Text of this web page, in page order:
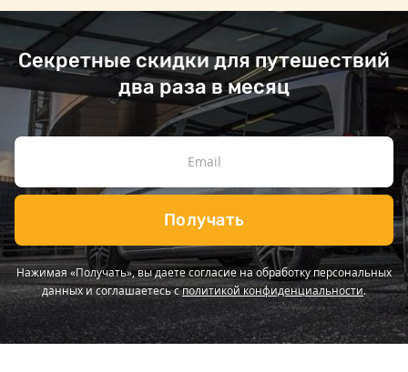
Секретные скидки для путешествий
два раза в месяц
Получать
Нажимая «Получать», вы даете согласие на обработку персональных
данных и соглашаетесь сполитикой конфиденциальности.